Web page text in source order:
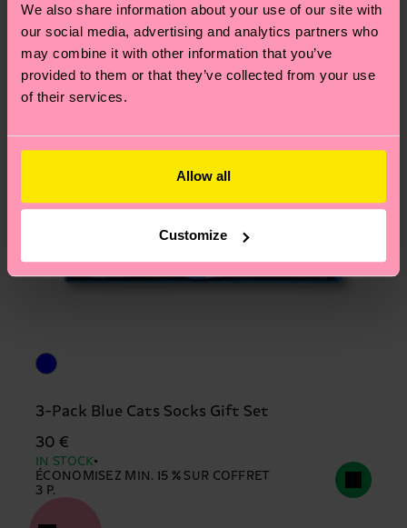
We also share information about your use of our site with
our social media, advertising and analytics partners who
may combine it with other information that you’ve
provided to them or that they’ve collected from your use
of their services.
Allow all
Customize
3-Pack Blue Cats Socks Gift Set
30 €
IN STOCK
ÉCONOMISEZ MIN. 15 % SUR COFFRET
3 P.